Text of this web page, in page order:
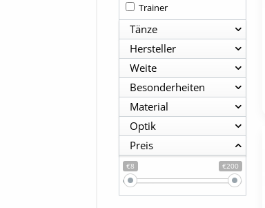
Trainer
Tänze
Hersteller
Weite
Besonderheiten
Material
Optik
Preis
€8 €200